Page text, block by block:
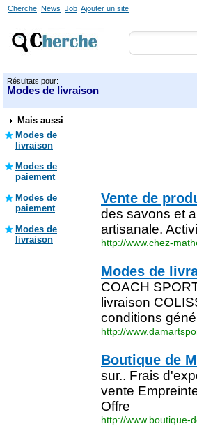
Cherche News Job Ajouter un site
Résultats pour:
Modes de livraison
Mais aussi
Modes de
livraison
Modes de
paiement
Modes de
paiement
Modes de
livraison
Vente de
des savons et
artisanale.
http://www.chez-
Modes de
COACH
livraison
conditions
http://
Boutique de
sur.. Frais
vente
Offre
http://www.boutique-